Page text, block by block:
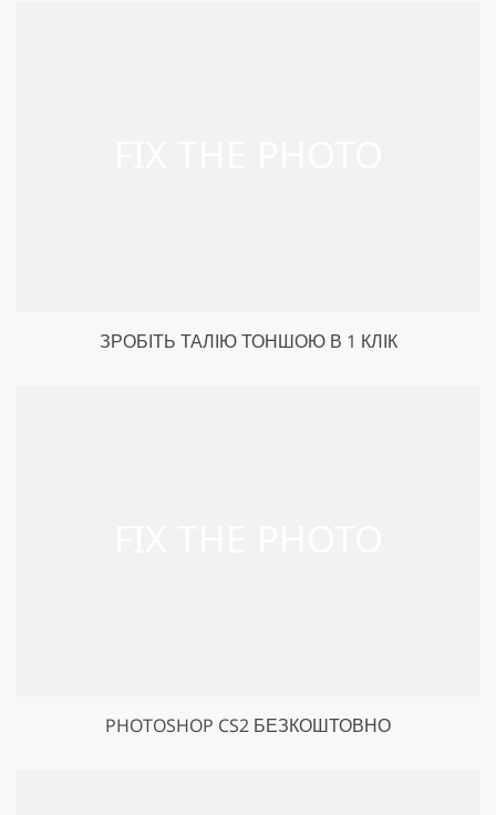
ЗРОБІТЬ ТАЛІЮ ТОНШОЮ В 1 КЛІК
PHOTOSHOP CS2 БЕЗКОШТОВНО